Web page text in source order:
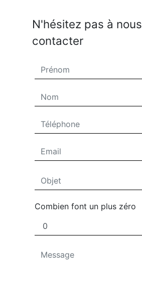
N'hésitez pas à nous
contacter
Combien font un plus zéro